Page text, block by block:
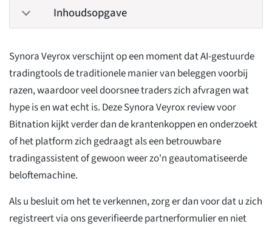
Inhoudsopgave
Synora Veyrox verschijnt op een moment dat AI-gestuurde
tradingtools de traditionele manier van beleggen voorbij
razen, waardoor veel doorsnee traders zich afvragen wat
hype is en wat echt is. Deze Synora Veyrox review voor
Bitnation kijkt verder dan de krantenkoppen en onderzoekt
of het platform zich gedraagt als een betrouwbare
tradingassistent of gewoon weer zo'n geautomatiseerde
beloftemachine.
Als u besluit om het te verkennen, zorg er dan voor dat u zich
registreert via ons geverifieerde partnerformulier en niet